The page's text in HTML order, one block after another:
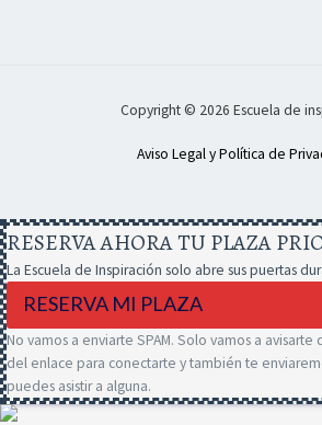
Copyright © 2026 Escuela de
Aviso Legal y Política de
RESERVA AHORA TU PLAZA
La Escuela de Inspiración solo abre sus puertas
RESERVA MI PLAZA
No vamos a enviarte SPAM. Solo vamos a avisarte
del enlace para conectarte y también te
puedes asistir a alguna.